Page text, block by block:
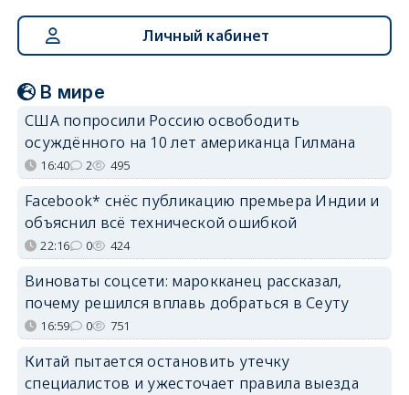
Личный кабинет
В мире
США попросили Россию освободить
осуждённого на 10 лет американца Гилмана
16:40 2 495
Facebook* снёс публикацию премьера Индии и
объяснил всё технической ошибкой
22:16 0 424
Виноваты соцсети: марокканец рассказал,
почему решился вплавь добраться в Сеуту
16:59 0 751
Китай пытается остановить утечку
специалистов и ужесточает правила выезда